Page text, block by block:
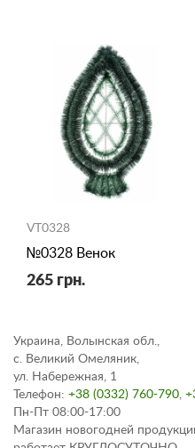
VT0328
№0328 Венок
265 грн.
Украина, Волынская обл.,
с. Великий Омеляник,
ул. Набережная, 1
Телефон: +38 (0332) 760-790,
Пн-Пт 08:00-17:00
Магазин новогодней